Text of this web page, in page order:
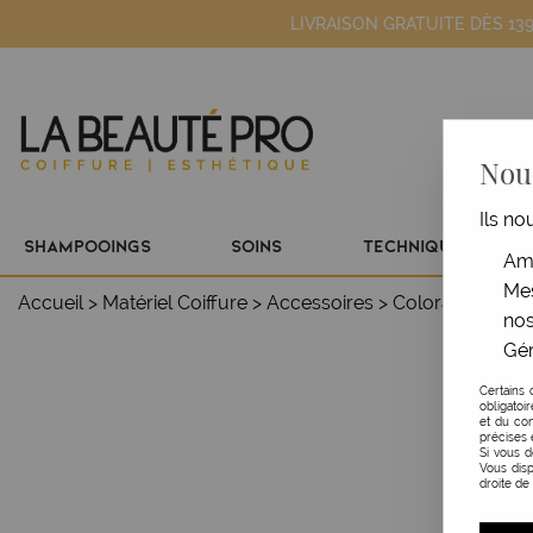
LIVRAISON GRATUITE DÈS
SHAMPOOINGS SOINS TECHNIQUE
Accueil > Matériel Coiffure > Accessoires > Coloration &
Ils
Certains
et du
précises
Si vous
Vous
droite de